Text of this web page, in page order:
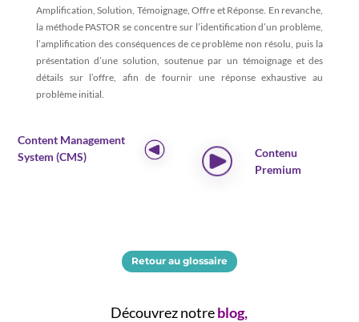
Amplification, Solution, Témoignage, Offre et Réponse. En revanche,
la méthode PASTOR se concentre sur l’identification d’un problème,
l’amplification des conséquences de ce problème non résolu, puis la
présentation d’une solution, soutenue par un témoignage et des
détails sur l’offre, afin de fournir une réponse exhaustive au
problème initial.
Content Management
System (CMS)
Contenu
Premium
Retour au glossaire
Découvrez notreblog,